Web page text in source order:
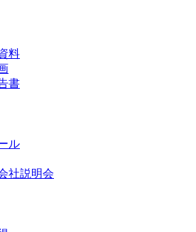
料
書
ル
社説明会